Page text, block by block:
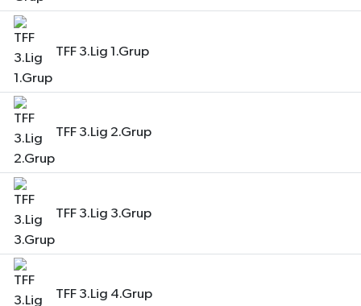
TFF 3.Lig 1.Grup
TFF 3.Lig 2.Grup
TFF 3.Lig 3.Grup
TFF 3.Lig 4.Grup